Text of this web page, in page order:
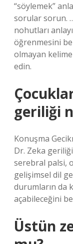
“söylemek”
sorular sorun.
nohutları
öğrenmesini
olmayan
edin.
geriliği
Konuşma
Dr. Zeka
serebral palsi,
gelişimsel dil
durumların da
açabileceğini
Üstün